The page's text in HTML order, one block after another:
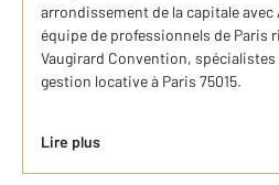
arrondissement de la capitale avec
équipe de professionnels de Paris
Vaugirard Convention,
gestion locative à Paris 75015.
Lire plus